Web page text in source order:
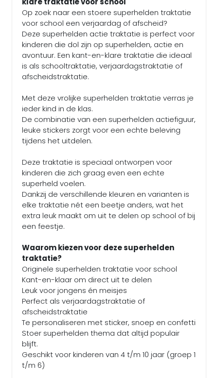
Op zoek naar een stoere superhelden traktatie
voor school een verjaardag of afscheid?
Deze superhelden actie traktatie is perfect voor
kinderen die dol zijn op superhelden, actie en
avontuur. Een kant-en-klare traktatie die ideaal
is als schooltraktatie, verjaardagstraktatie of
afscheidstraktatie.
Met deze vrolijke superhelden traktatie verras je
ieder kind in de klas.
De combinatie van een superhelden actiefiguur,
leuke stickers zorgt voor een echte beleving
tijdens het uitdelen.
Deze traktatie is speciaal ontworpen voor
kinderen die zich graag even een echte
superheld voelen.
Dankzij de verschillende kleuren en varianten is
elke traktatie nét een beetje anders, wat het
extra leuk maakt om uit te delen op school of bij
een feestje.
Waarom kiezen voor deze superhelden
traktatie?
Originele superhelden traktatie voor school
Kant-en-klaar om direct uit te delen
Leuk voor jongens én meisjes
Perfect als verjaardagstraktatie of
afscheidstraktatie
Te personaliseren met sticker, snoep en confetti
Stoer superhelden thema dat altijd populair
blijft.
Geschikt voor kinderen van 4 t/m 10 jaar (groep 1
t/m 6)